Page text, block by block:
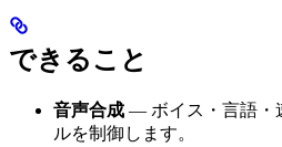
できること
音声合成 — ボイス・言語・
ルを制御します。